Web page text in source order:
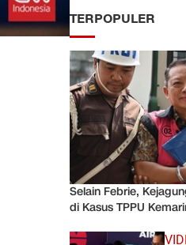
TERPOPULER
Selain Febrie,
di Kasus TPPU